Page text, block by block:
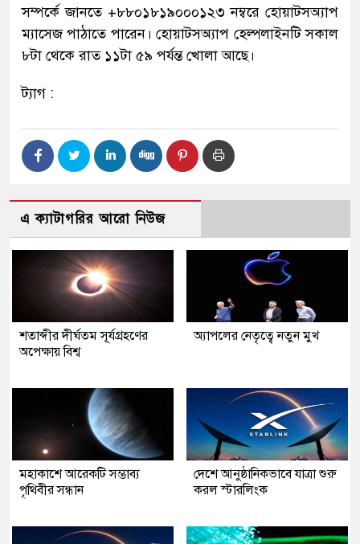
সম্পর্কে জানতে +৮৮০১৮১৯০০০১২৩ নম্বরে হোয়াটসঅ্যাপ
ম্যাসেজ পাঠাতে পারেন। হোয়াটসঅ্যাপ হেল্পলাইনটি সকাল
৮টা থেকে রাত ১১টা ৫৯ পর্যন্ত খোলা আছে।
ট্যাগ :
এ ক্যাটাগরির আরো নিউজ
শতাব্দীর দীর্ঘতম সূর্যগ্রহণের
অপেক্ষায় বিশ্ব
অ্যাপলের নেতৃত্বে নতুন মুখ
মহাকাশে আরেকটি সম্ভাব্য
পৃথিবীর সন্ধান
দেশে আনুষ্ঠানিকভাবে যাত্রা শুরু
করল স্টারলিংক